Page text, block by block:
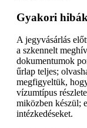
Gyakori hibák
A jegyvásárlás
a szkennelt
dokumentumok
űrlap teljes;
megfigyeltük,
vízumtípus
miközben készül;
intézkedéseket.